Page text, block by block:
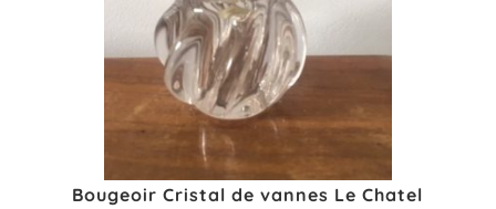
Bougeoir Cristal de vannes Le Chatel